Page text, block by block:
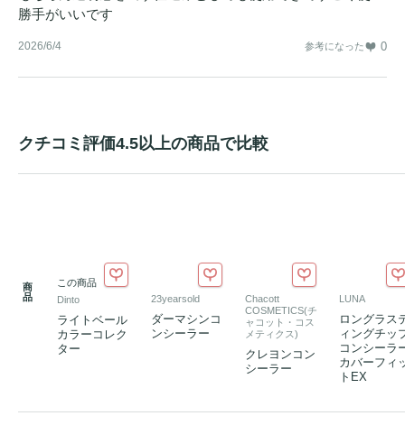
勝手がいいです
2026/6/4 参考になった 0
クチコミ評価4.5以上の商品で比較
商
品
この商品
Dinto
ライトベール
カラーコレク
ター
23yearsold
ダーマシンコ
ンシーラー
Chacott
COSMETICS(チ
ャコット・コス
メティクス)
クレヨンコン
シーラー
LUNA
ロングラス
ィングチッ
コンシーラ
カバーフィ
トEX